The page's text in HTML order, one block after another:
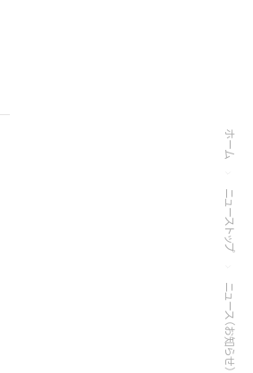
ホーム
ニューストップ
ニュース（お知らせ）